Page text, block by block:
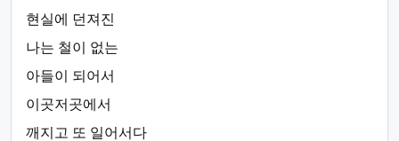
현실에 던져진
나는 철이 없는
아들이 되어서
이곳저곳에서
깨지고 또 일어서다